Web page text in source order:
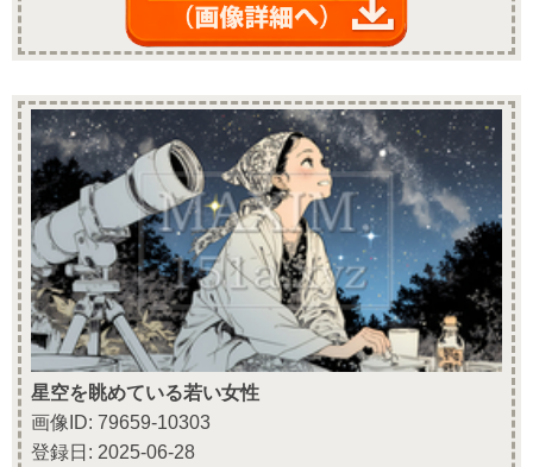
星空を眺めている若い女性
画像ID: 79659-10303
登録日: 2025-06-28